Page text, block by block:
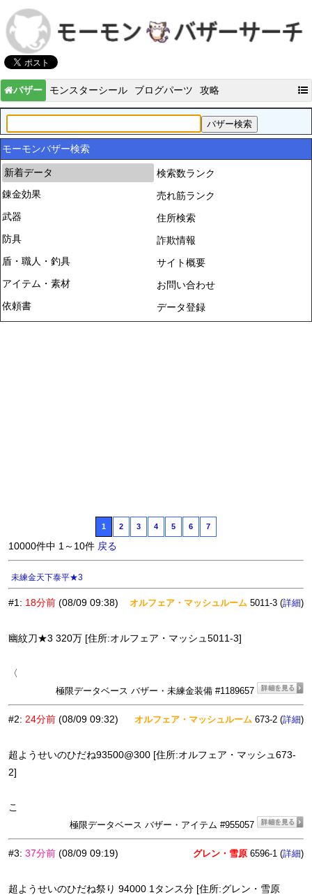
バザー モンスターシール ブログパーツ 攻略
モーモンバザー検索
新着データ
錬金効果
武器
防具
盾・職人・釣具
アイテム・素材
依頼書
検索数ランク
売れ筋ランク
住所検索
詐欺情報
サイト概要
お問い合わせ
データ登録
1 2 3 4 5 6 7
10000件中 1～10件 戻る
未練金天下泰平★3
#1 : 18分前 (08/09 09:38) オルフェア・マッシュルーム 5011-3 (詳細)
幽紋刀★3 320万 [住所:オルフェア・マッシュ5011-3]
〈
極限データベース バザー・未練金装備 #1189657
#2: 24分前 (08/09 09:32) オルフェア・マッシュルーム 673-2 (詳細)
超ようせいのひだね93500@300 [住所:オルフェア・マッシュ673-
2]
こ
極限データベース バザー・アイテム #955057
#3: 37分前 (08/09 09:19) グレン・雪原 6596-1 (詳細)
超ようせいのひだね祭り 94000 1タンス分 [住所:グレン・雪原